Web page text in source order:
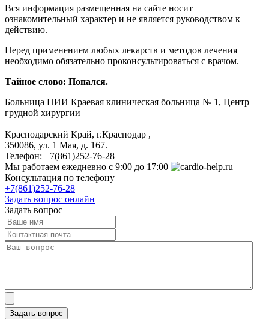
Вся информация размещенная на сайте носит
ознакомительный характер и не является руководством к
действию.
Перед применением любых лекарств и методов лечения
необходимо обязательно проконсультироваться с врачом.
Тайное слово: Попался.
Больница НИИ Краевая клиническая больница № 1, Центр
грудной хирургии
Краснодарский Край, г.Краснодар ,
350086, ул. 1 Мая, д. 167.
Телефон: +7(861)252-76-28
Мы работаем ежедневно с 9:00 до 17:00
Консультация по телефону
+7(861)252-76-28
Задать вопрос онлайн
Задать вопрос